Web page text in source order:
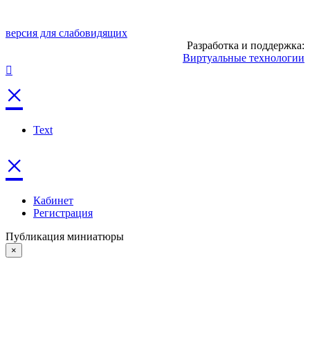
версия для слабовидящих
Разработка и поддержка:
Виртуальные технологии
×
Text
×
Кабинет
Регистрация
Публикация миниатюры
×